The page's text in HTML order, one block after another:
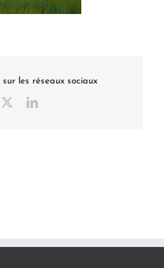
les réseaux sociaux
LinkedIn